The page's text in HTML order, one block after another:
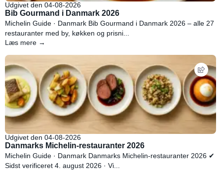
Udgivet den 04-08-2026
Bib Gourmand i Danmark 2026
Michelin Guide · Danmark Bib Gourmand i Danmark 2026 – alle 27
restauranter med by, køkken og prisni...
Læs mere →
Udgivet den 04-08-2026
Danmarks Michelin-restauranter 2026
Michelin Guide · Danmark Danmarks Michelin-restauranter 2026 ✔
Sidst verificeret 4. august 2026 · Vi...